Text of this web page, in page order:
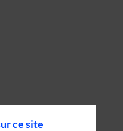
ce site